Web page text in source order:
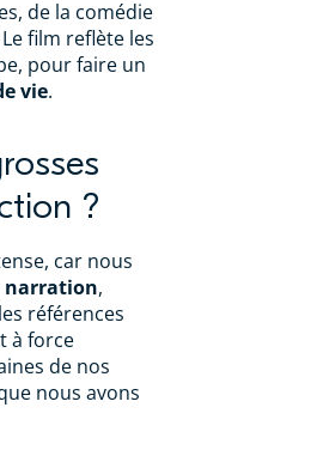
de la comédie
film reflète les
pour faire un
vie.
?
car nous
narration,
références
à force
de nos
nous avons